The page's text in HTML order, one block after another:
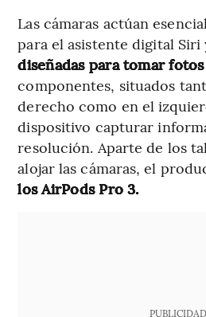
Las cámaras actúan
para el asistente digital Siri
diseñadas para tomar
componentes, situados
derecho como en el
dispositivo capturar
resolución. Aparte de los
alojar las cámaras, el
los AirPods Pro 3.
PUBLICIDAD